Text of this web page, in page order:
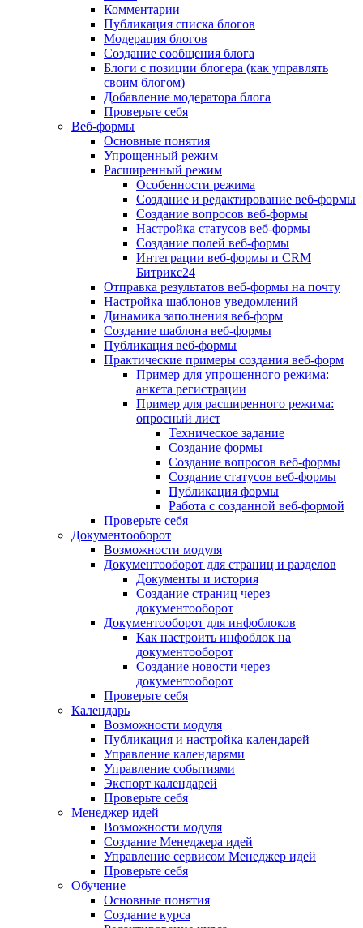
Комментарии
Публикация списка блогов
Модерация блогов
Создание сообщения блога
Блоги с позиции блогера (как управлять
своим блогом)
Добавление модератора блога
Проверьте себя
Веб-формы
Основные понятия
Упрощенный режим
Расширенный режим
Особенности режима
Создание и редактирование веб-формы
Создание вопросов веб-формы
Настройка статусов веб-формы
Создание полей веб-формы
Интеграции веб-формы и CRM
Битрикс24
Отправка результатов веб-формы на почту
Настройка шаблонов уведомлений
Динамика заполнения веб-форм
Создание шаблона веб-формы
Публикация веб-формы
Практические примеры создания веб-форм
Пример для упрощенного режима:
анкета регистрации
Пример для расширенного режима:
опросный лист
Техническое задание
Создание формы
Создание вопросов веб-формы
Создание статусов веб-формы
Публикация формы
Работа с созданной веб-формой
Проверьте себя
Документооборот
Возможности модуля
Документооборот для страниц и разделов
Документы и история
Создание страниц через
документооборот
Документооборот для инфоблоков
Как настроить инфоблок на
документооборот
Создание новости через
документооборот
Проверьте себя
Календарь
Возможности модуля
Публикация и настройка календарей
Управление календарями
Управление событиями
Экспорт календарей
Проверьте себя
Менеджер идей
Возможности модуля
Создание Менеджера идей
Управление сервисом Менеджер идей
Проверьте себя
Обучение
Основные понятия
Создание курса